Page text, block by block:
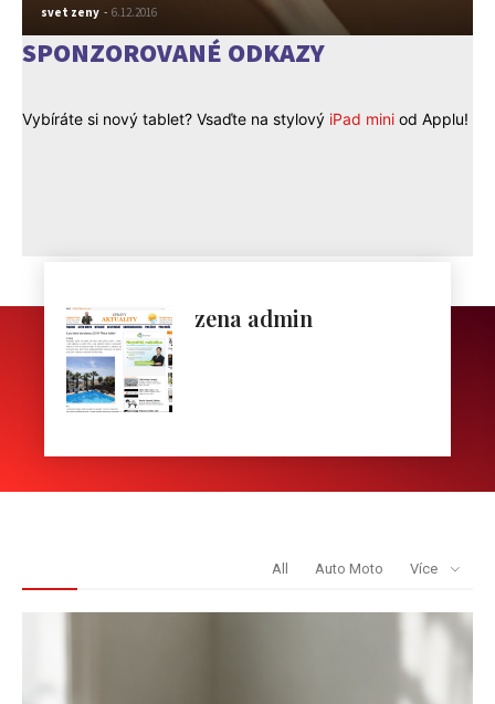
svet zeny - 6.12.2016
SPONZOROVANÉ ODKAZY
Vybíráte si nový tablet? Vsaďte na stylový iPad mini od Applu!
zena admin
All Auto Moto Více